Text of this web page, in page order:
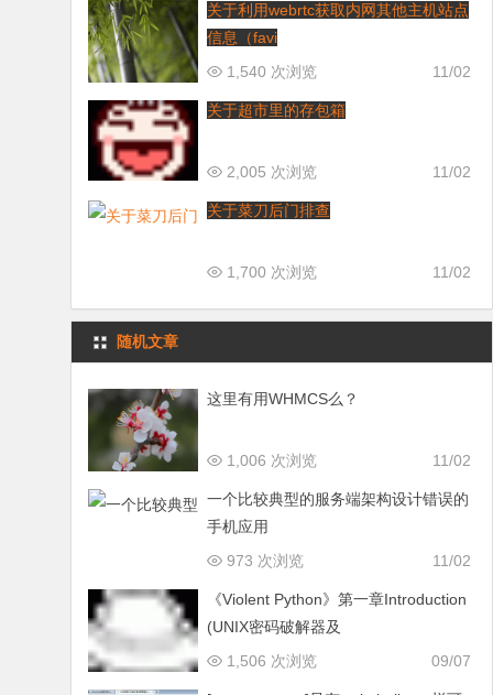
关于利用webrtc获取内网其他主机站点
信息（favi
11/02
1,540 次浏览
关于超市里的存包箱
11/02
2,005 次浏览
关于菜刀后门排查
11/02
1,700 次浏览
随机文章
这里有用WHMCS么？
11/02
1,006 次浏览
一个比较典型的服务端架构设计错误的
手机应用
11/02
973 次浏览
《Violent Python》第一章Introduction
(UNIX密码破解器及
09/07
1,506 次浏览